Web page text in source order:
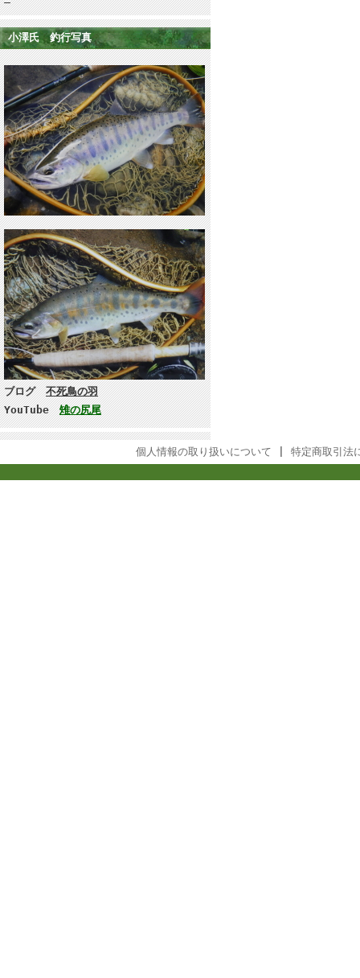
小澤氏 釣行写真
ブログ
不死鳥の羽
YouTube 雉の尻尾
個人情報の取り扱いについて 特定商取引法